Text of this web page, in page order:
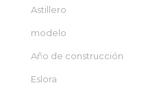
Astillero
modelo
Año de construcción
Eslora